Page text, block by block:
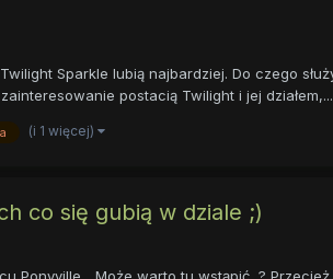
Sparkle lubią najbardziej. Do czego
postacią Twilight i jej działem,...
(i 1 więcej)
co się gubią w dziale ;)
Ponyville... Może warto tu wstąpić...?